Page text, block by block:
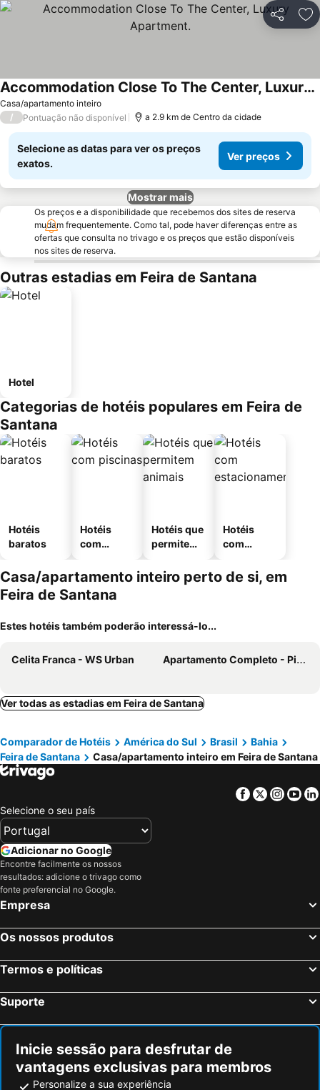
Partilhar
Casa/apartamento inteiro
Accommodation Close To The Center, Luxury Apartment.
/ Pontuação não disponível a 2.9 km de Centro da cidade
Selecione as datas para ver os preços
exatos.
Ver preços
Mostrar mais
Os preços e a disponibilidade que recebemos dos sites de reserva
mudam frequentemente. Como tal, pode haver diferenças entre as
ofertas que consulta no trivago e os preços que estão disponíveis
nos sites de reserva.
Outras estadias em Feira de Santana
Hotel
Categorias de hotéis populares em Feira de
Santana
Hotéis
baratos
Hotéis
com
Hotéis que
permitem
Hotéis
com
mento
Casa/apartamento inteiro perto de si, em
Feira de Santana
Estes hotéis também poderão interessá-lo...
Celita Franca - WS Urban Apartamento Completo - Piscina, Pet Friendly, Academia No coração da Cidade
Ver todas as estadias em Feira de Santana
Comparador de Hotéis América do Sul Brasil
Bahia
Feira de Santana
Casa/apartamento inteiro em Feira de Santana
Facebook
Twitter
Selecione o seu país
Adicionar no Google
Encontre facilmente os nossos
resultados: adicione o trivago como
fonte preferencial no Google.
Empresa
Os nossos produtos
Termos e políticas
Suporte
Inicie sessão para desfrutar de
vantagens exclusivas para membros
Personalize a sua experiência